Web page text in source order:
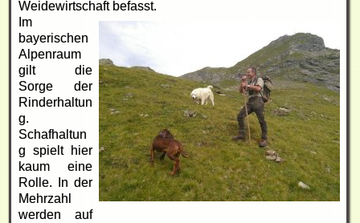
Weidewirtschaft befasst.
Im
bayerischen
Alpenraum
gilt die
Sorge der
Rinderhaltun
g.
Schafhaltun
g spielt hier
kaum eine
Rolle. In der
Mehrzahl
werden auf